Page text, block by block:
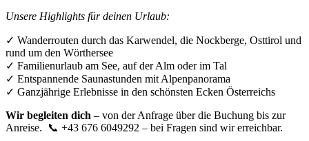
Unsere Highlights für deinen Urlaub:
✓ Wanderrouten durch das Karwendel, die Nockberge, Osttirol und
rund um den Wörthersee
✓ Familienurlaub am See, auf der Alm oder im Tal
✓ Entspannende Saunastunden mit Alpenpanorama
✓ Ganzjährige Erlebnisse in den schönsten Ecken Österreichs
Wir begleiten dich – von der Anfrage über die Buchung bis zur
Anreise. 📞 ‪+43 676 6049292‬ – bei Fragen sind wir erreichbar.